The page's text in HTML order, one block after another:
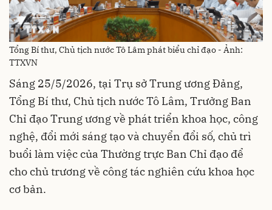
Tổng Bí thư, Chủ tịch nước Tô Lâm phát biểu chỉ đạo - Ảnh:
TTXVN
Sáng 25/5/2026, tại Trụ sở Trung ương Đảng,
Tổng Bí thư, Chủ tịch nước Tô Lâm, Trưởng Ban
Chỉ đạo Trung ương về phát triển khoa học, công
nghệ, đổi mới sáng tạo và chuyển đổi số, chủ trì
buổi làm việc của Thường trực Ban Chỉ đạo để
cho chủ trương về công tác nghiên cứu khoa học
cơ bản.